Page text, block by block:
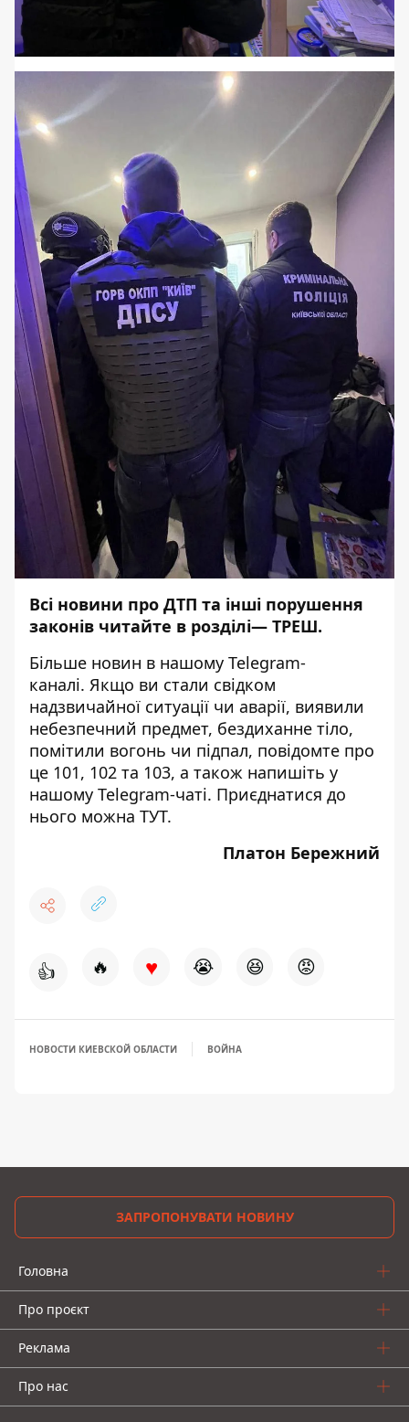
Всі новини про ДТП та інші порушення
законів читайте в розділі— ТРЕШ.
Більше новин в нашому Telegram-
каналі. Якщо ви стали свідком
надзвичайної ситуації чи аварії, виявили
небезпечний предмет, бездиханне тіло,
помітили вогонь чи підпал, повідомте про
це 101, 102 та 103, а також напишіть у
нашому Telegram-чаті. Приєднатися до
нього можна ТУТ.
Платон Бережний
👍 🔥 ♥ 😭 😆 😡
НОВОСТИ КИЕВСКОЙ ОБЛАСТИ ВОЙНА
ЗАПРОПОНУВАТИ НОВИНУ
Головна
Про проєкт
Реклама
Про нас